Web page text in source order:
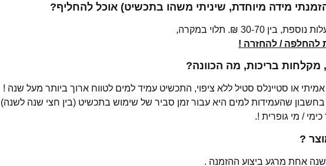
מידה מיוחדת, שיניתי משהו בתכשיט) אוכל להחליף?
30-70 ₪. תלוי במקרה,
להחלפה / להחזרה !
בריכות, מה הכוונה?
?
אחת מרגע ביצוע ההזמנה .